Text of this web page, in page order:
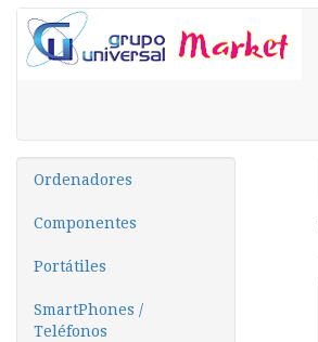
Ordenadores
Componentes
Portátiles
SmartPhones /
Teléfonos